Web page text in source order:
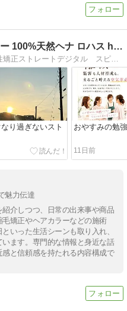
100%天然ヘナ ロハス h…
100%ヘナ アロマカラー 酸性矯正ストレートデジタル スピエラ ハイブリッド サルファイト 一人ひとりに合わせたカラー パーティ 結婚式のセット アップ着付け
り過ぎないスト
おやすみの勉
11日前
魅力伝達
介しつつ、日常の出来事や商品
矯正やヘアカラーなどの施術
いった生活シーンも取り入れ、
ます。専門的な情報と身近な話
と信頼感を持たれる内容構成で